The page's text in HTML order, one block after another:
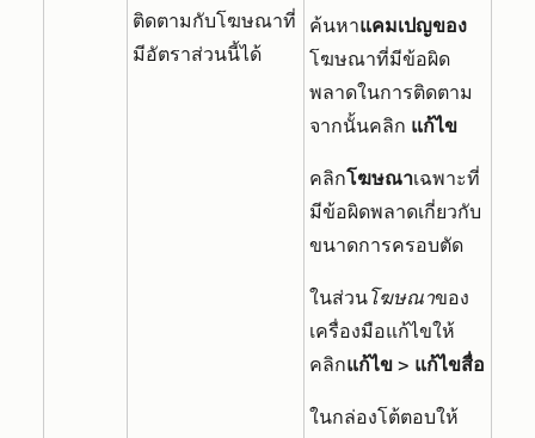
ติดตามกับโฆษณาที่
มีอัตราส่วนนี้ได้
ค้นหาแคมเปญของ
โฆษณาที่มีข้อผิด
พลาดในการติดตาม
จากนั้นคลิก แก้ไข
คลิกโฆษณาเฉพาะที่
มีข้อผิดพลาดเกี่ยวกับ
ขนาดการครอบตัด
ในส่วนโฆษณาของ
เครื่องมือแก้ไขให้
คลิกแก้ไข > แก้ไขสื่อ
ในกล่องโต้ตอบให้